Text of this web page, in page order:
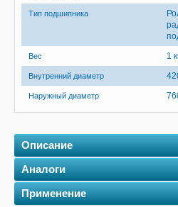
Тип подшипника
Вес 1
Внутренний диаметр
Наружный диаметр
Описание
Аналоги
Применение